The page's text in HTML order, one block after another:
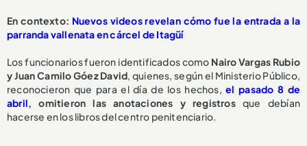
En contexto: Nuevos videos revelan cómo fue la entrada a la
parranda vallenata en cárcel de Itagüí
Los funcionarios fueron identificados como Nairo Vargas Rubio
y Juan Camilo Góez David , quienes, según el Ministerio Público,
reconocieron que para el día de los hechos,el pasado 8 de
abril
omitieron las anotaciones y registrosque debían
hacerse en los libros del centro penitenciario.